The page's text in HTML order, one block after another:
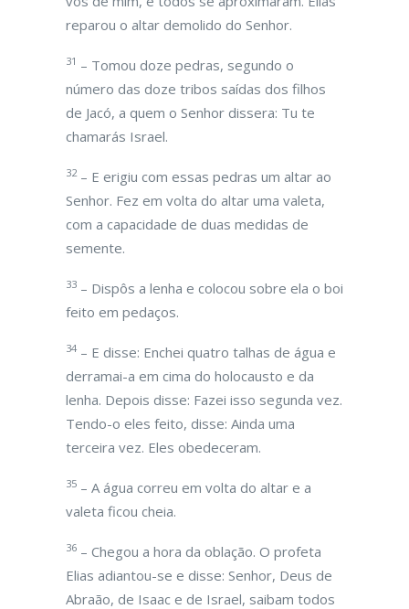
reparou o altar demolido do Senhor.
31 – Tomou doze pedras, segundo o
número das doze tribos saídas dos filhos
de Jacó, a quem o Senhor dissera: Tu te
chamarás Israel.
32– E erigiu com essas pedras um altar ao
Senhor. Fez em volta do altar uma valeta,
com a capacidade de duas medidas de
semente.
33 – Dispôs a lenha e colocou sobre ela o boi
feito em pedaços.
34 – E disse: Enchei quatro talhas de água e
derramai-a em cima do holocausto e da
lenha. Depois disse: Fazei isso segunda vez.
Tendo-o eles feito, disse: Ainda uma
terceira vez. Eles obedeceram.
35 – A água correu em volta do altar e a
valeta ficou cheia.
36 – Chegou a hora da oblação. O profeta
Elias adiantou-se e disse: Senhor, Deus de
Abraão, de Isaac e de Israel, saibam todos